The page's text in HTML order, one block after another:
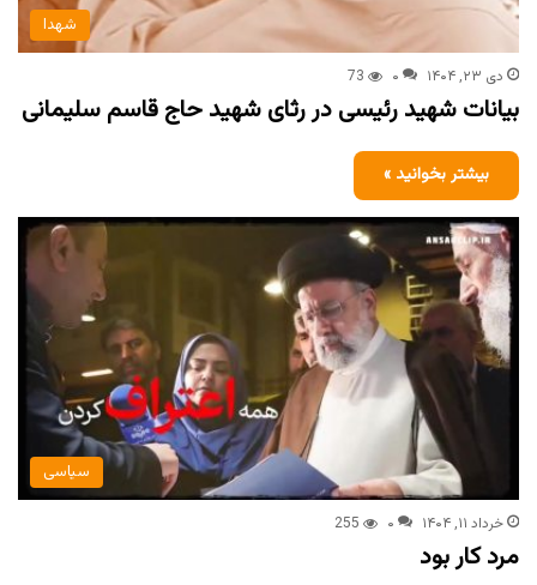
شهدا
دی ۲۳, ۱۴۰۴ ۰ 73
بیانات شهید رئیسی در رثای شهید حاج قاسم سلیمانی
بیشتر بخوانید »
سیاسی
خرداد ۱۱, ۱۴۰۴ ۰ 255
مرد کار بود